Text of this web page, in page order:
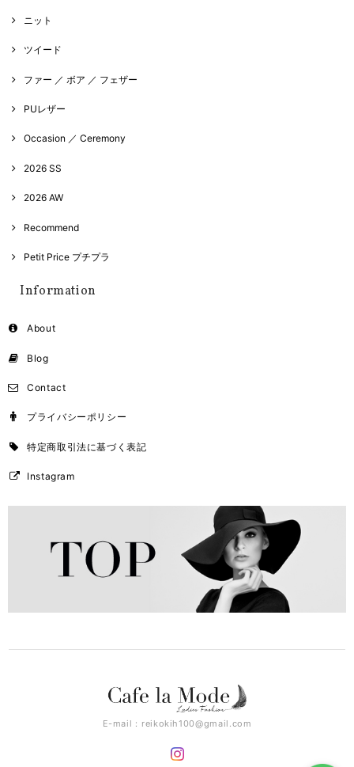
ニット
ツイード
ファー ／ ボア ／ フェザー
PUレザー
Occasion ／ Ceremony
2026 SS
2026 AW
Recommend
Petit Price プチプラ
Information
About
Blog
Contact
プライバシーポリシー
特定商取引法に基づく表記
Instagram
E-mail： reikokih100@gmail.com